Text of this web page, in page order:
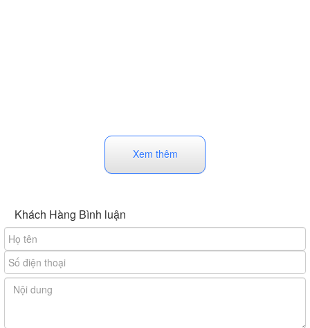
Xem thêm
Khách Hàng Bình luận